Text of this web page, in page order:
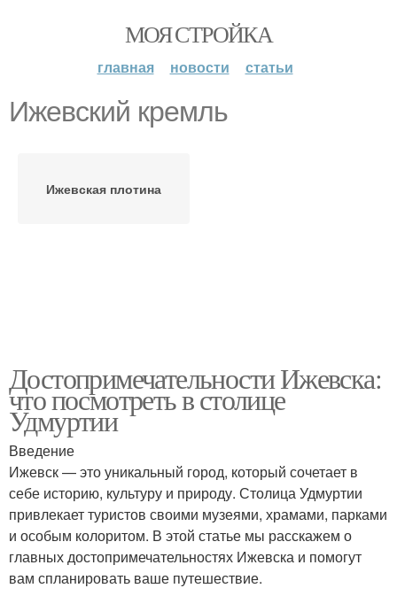
МОЯ СТРОЙКА
главная новости статьи
Ижевский кремль
Ижевская плотина
Достопримечательности Ижевска:
что посмотреть в столице
Удмуртии
Введение
Ижевск — это уникальный город, который сочетает в
себе историю, культуру и природу. Столица Удмуртии
привлекает туристов своими музеями, храмами, парками
и особым колоритом. В этой статье мы расскажем о
главных достопримечательностях Ижевска и помогут
вам спланировать ваше путешествие.